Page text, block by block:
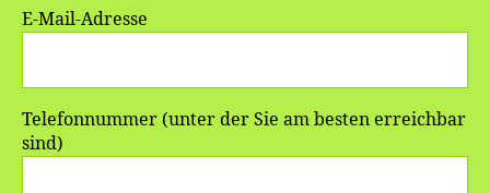
E-Mail-Adresse
Telefonnummer (unter der Sie am besten erreichbar
sind)